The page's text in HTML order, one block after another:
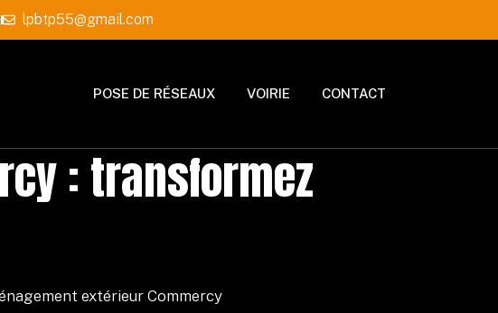
lpbtp55@gmail.com
POSE DE RÉSEAUX VOIRIE CONTACT
: transformez